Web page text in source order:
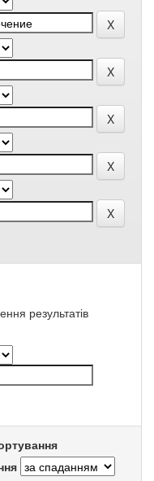
результатів